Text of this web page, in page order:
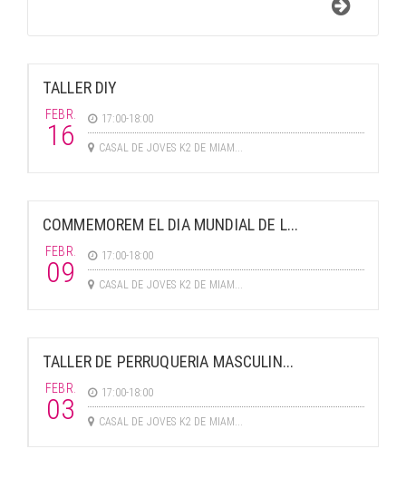
TALLER DIY
FEBR.
16 17:00-18:00
CASAL DE JOVES K2 DE MIAM...
COMMEMOREM EL DIA MUNDIAL DE L...
FEBR.
09 17:00-18:00
CASAL DE JOVES K2 DE MIAM...
TALLER DE PERRUQUERIA MASCULIN...
FEBR.
03 17:00-18:00
CASAL DE JOVES K2 DE MIAM...